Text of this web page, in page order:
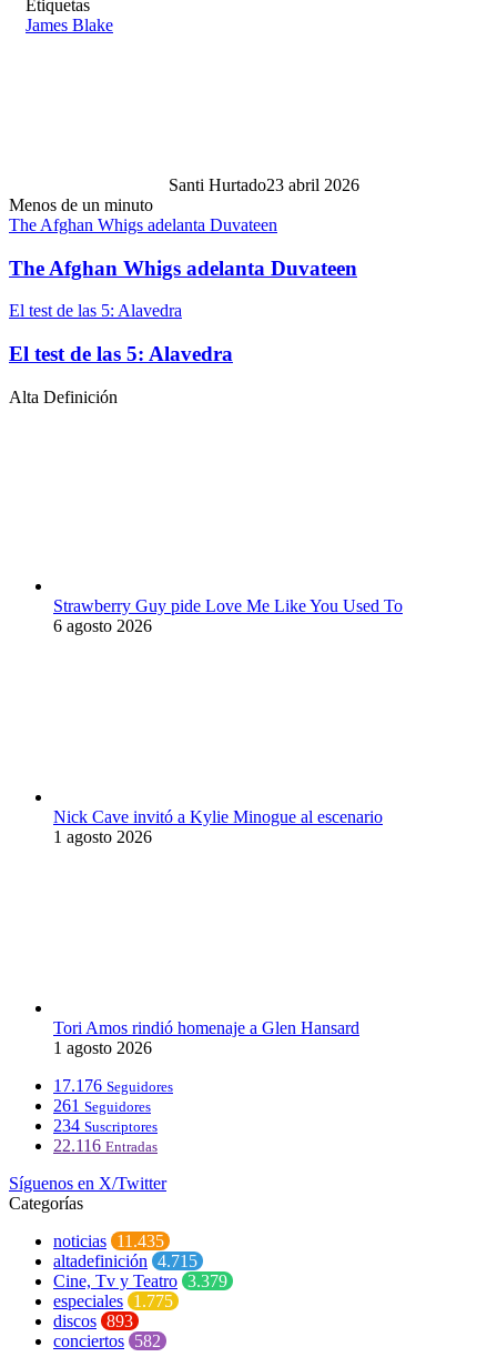
Etiquetas
James Blake
Santi Hurtado23 abril 2026
Menos de un minuto
The Afghan Whigs adelanta Duvateen
The Afghan Whigs adelanta Duvateen
El test de las 5: Alavedra
El test de las 5: Alavedra
Alta Definición
Strawberry Guy pide Love Me Like You Used To
6 agosto 2026
Nick Cave invitó a Kylie Minogue al escenario
1 agosto 2026
Tori Amos rindió homenaje a Glen Hansard
1 agosto 2026
17.176 Seguidores
261 Seguidores
234 Suscriptores
22.116 Entradas
Síguenos en X/Twitter
Categorías
noticias 11.435
altadefinición 4.715
Cine, Tv y Teatro 3.379
especiales 1.775
discos 893
conciertos 582